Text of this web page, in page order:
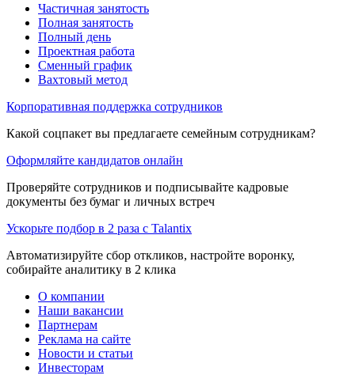
Частичная занятость
Полная занятость
Полный день
Проектная работа
Сменный график
Вахтовый метод
Корпоративная поддержка сотрудников
Какой соцпакет вы предлагаете семейным сотрудникам?
Оформляйте кандидатов онлайн
Проверяйте сотрудников и подписывайте кадровые
документы без бумаг и личных встреч
Ускорьте подбор в 2 раза с Talantix
Автоматизируйте сбор откликов, настройте воронку,
собирайте аналитику в 2 клика
О компании
Наши вакансии
Партнерам
Реклама на сайте
Новости и статьи
Инвесторам